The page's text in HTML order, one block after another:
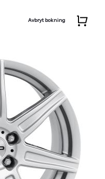
Avbryt bokning